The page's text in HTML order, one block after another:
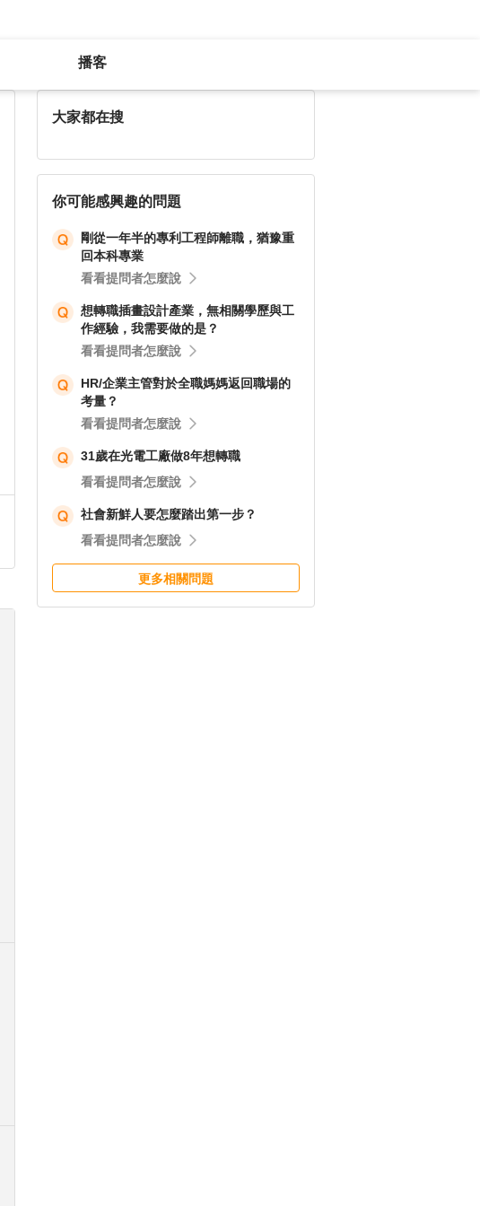
播客
大家都在搜
你可能感興趣的問題
剛從一年半的專利工程師離職，猶豫重
回本科專業
看看提問者怎麼說
想轉職插畫設計產業，無相關學歷與工
作經驗，我需要做的是？
看看提問者怎麼說
HR/企業主管對於全職媽媽返回職場的
考量？
看看提問者怎麼說
31歲在光電工廠做8年想轉職
看看提問者怎麼說
社會新鮮人要怎麼踏出第一步？
看看提問者怎麼說
更多相關問題